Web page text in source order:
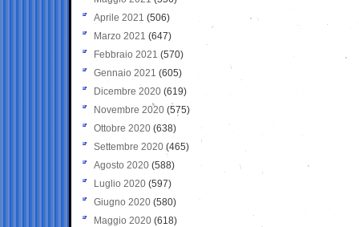
Aprile 2021 (506)
Marzo 2021 (647)
Febbraio 2021 (570)
Gennaio 2021 (605)
Dicembre 2020 (619)
Novembre 2020 (575)
Ottobre 2020 (638)
Settembre 2020(465)
Agosto 2020 (588)
Luglio 2020 (597)
Giugno 2020 (580)
Maggio 2020 (618)